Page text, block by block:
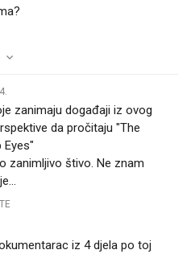
zanimaju događaji iz ovog
da pročitaju "The
Eyes"
zanimljivo štivo. Ne znam
iz 4 djela po toj